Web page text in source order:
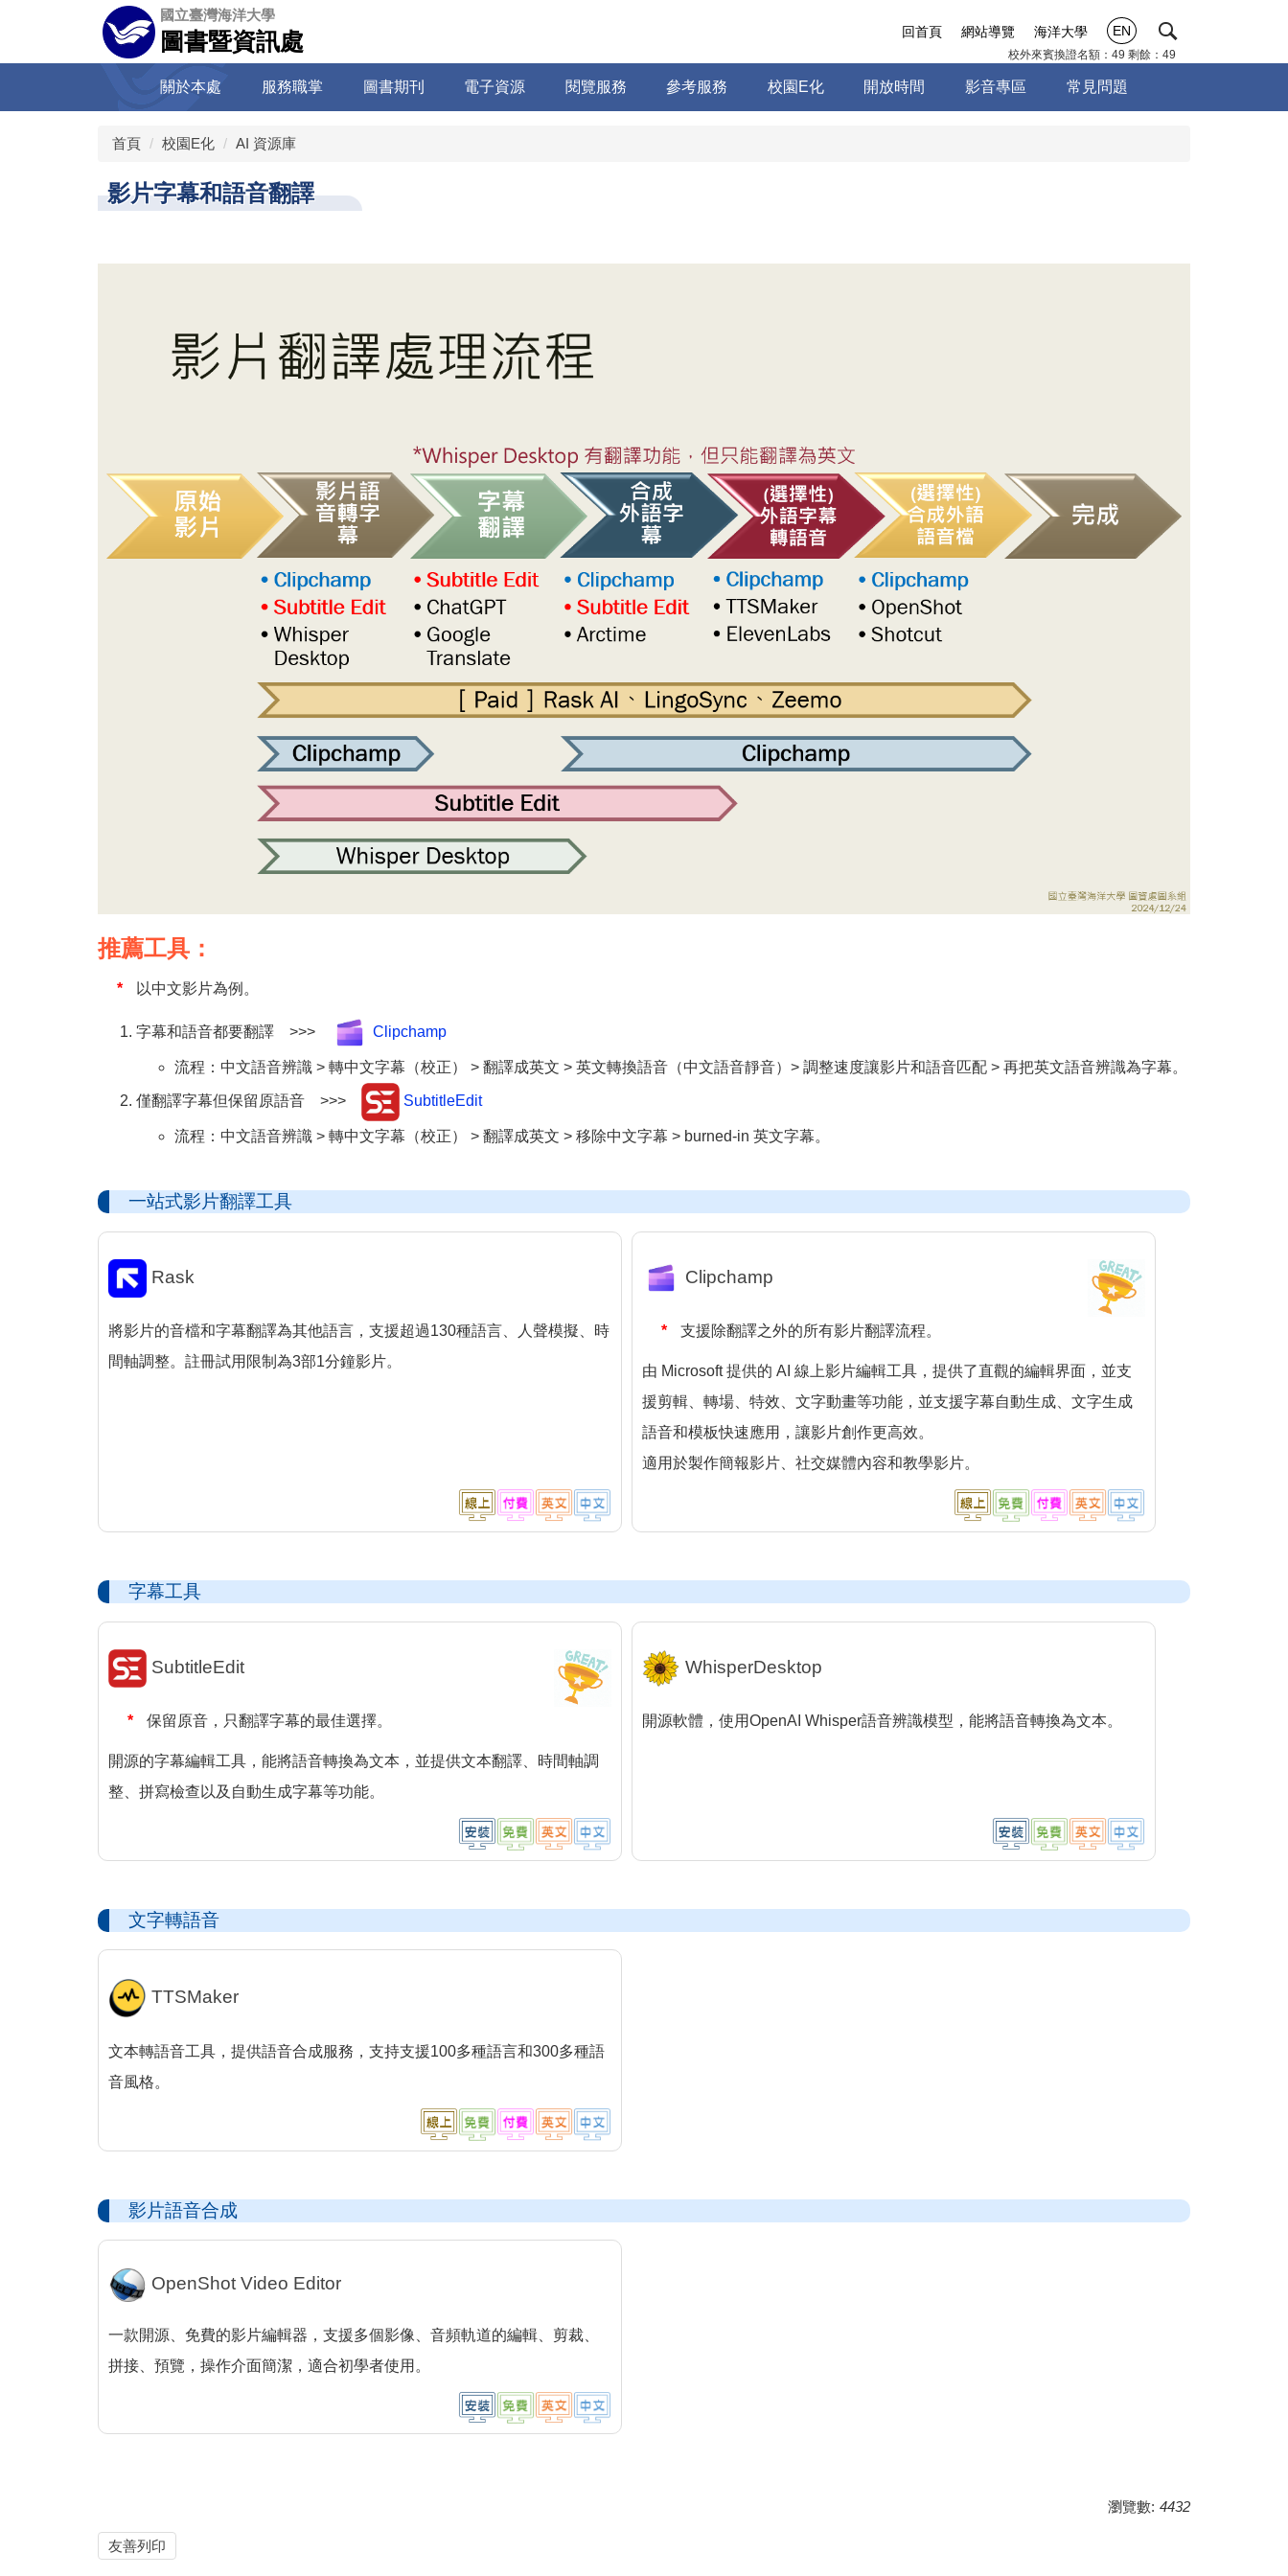
國立臺灣海洋大學
圖書暨資訊處 回首頁 網站導覽 海洋大學 EN
校外來賓換證名額：49 剩餘：49
關於本處 服務職掌 圖書期刊 電子資源 閱覽服務 參考服務 校園E化 開放時間 影音專區 常見問題
首頁 校園E化 AI 資源庫
影片字幕和語音翻譯
推薦工具：
以中文影片為例。
字幕和語音都要翻譯 >>> Clipchamp
流程：中文語音辨識 > 轉中文字幕（校正） > 翻譯成英文 > 英文轉換語音（中文語音靜音）> 調整速度讓影片和語音匹配 > 再把英文語音辨識為字幕。
僅翻譯字幕但保留原語音 >>> SubtitleEdit
流程：中文語音辨識 > 轉中文字幕（校正） > 翻譯成英文 > 移除中文字幕 > burned-in 英文字幕。
一站式影片翻譯工具
Rask
將影片的音檔和字幕翻譯為其他語言，支援超過130種語言、人聲模擬、時
間軸調整。註冊試用限制為3部1分鐘影片。
Clipchamp
支援除翻譯之外的所有影片翻譯流程。
由 Microsoft 提供的 AI 線上影片編輯工具，提供了直觀的編輯界面，並支
援剪輯、轉場、特效、文字動畫等功能，並支援字幕自動生成、文字生成
語音和模板快速應用，讓影片創作更高效。
適用於製作簡報影片、社交媒體內容和教學影片。
字幕工具
SubtitleEdit
保留原音，只翻譯字幕的最佳選擇。
開源的字幕編輯工具，能將語音轉換為文本，並提供文本翻譯、時間軸調
整、拼寫檢查以及自動生成字幕等功能。
WhisperDesktop
開源軟體，使用OpenAI Whisper語音辨識模型，能將語音轉換為文本。
文字轉語音
TTSMaker
文本轉語音工具，提供語音合成服務，支持支援100多種語言和300多種語
音風格。
影片語音合成
OpenShot Video Editor
一款開源、免費的影片編輯器，支援多個影像、音頻軌道的編輯、剪裁、
拼接、預覽，操作介面簡潔，適合初學者使用。
瀏覽數: 4432
友善列印